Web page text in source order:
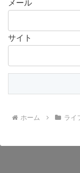
メール
サイト
ホーム ライ